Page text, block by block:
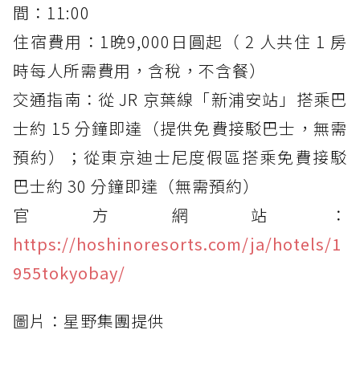
間：11:00
住宿費用：1晚9,000日圓起（ 2 人共住 1 房
時每人所需費用，含稅，不含餐）
交通指南：從 JR 京葉線「新浦安站」搭乘巴
士約 15 分鐘即達（提供免費接駁巴士，無需
預約）；從東京迪士尼度假區搭乘免費接駁
巴士約 30 分鐘即達（無需預約）
官方網站：
https://hoshinoresorts.com/ja/hotels/1
955tokyobay/
圖片：星野集團提供